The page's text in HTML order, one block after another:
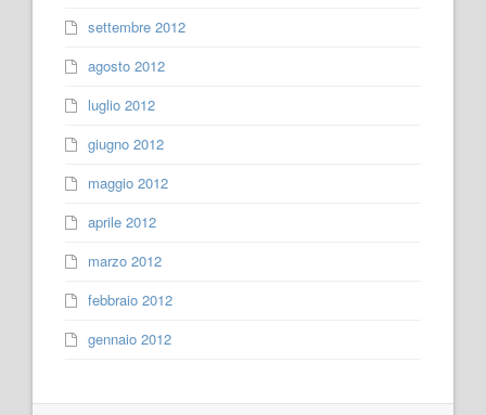
settembre 2012
agosto 2012
luglio 2012
giugno 2012
maggio 2012
aprile 2012
marzo 2012
febbraio 2012
gennaio 2012